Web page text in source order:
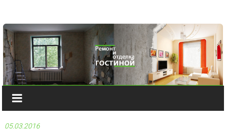
05.03.2016